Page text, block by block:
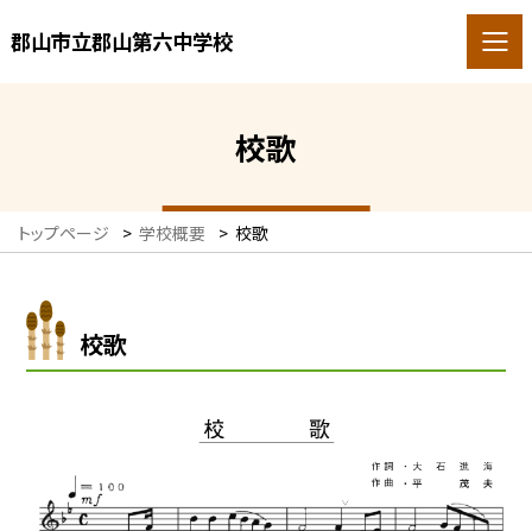
郡山市立郡山第六中学校
校歌
トップページ > 学校概要 > 校歌
校歌